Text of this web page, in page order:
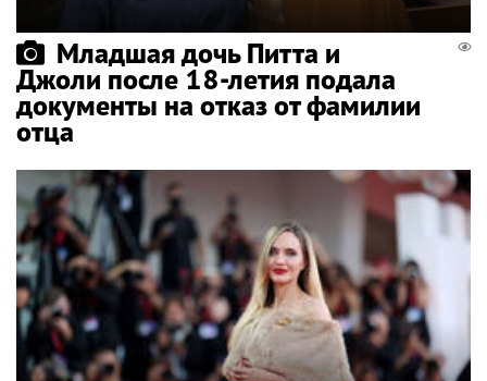
Младшая дочь Питта и
Джоли после 18-летия подала
документы на отказ от фамилии
отца